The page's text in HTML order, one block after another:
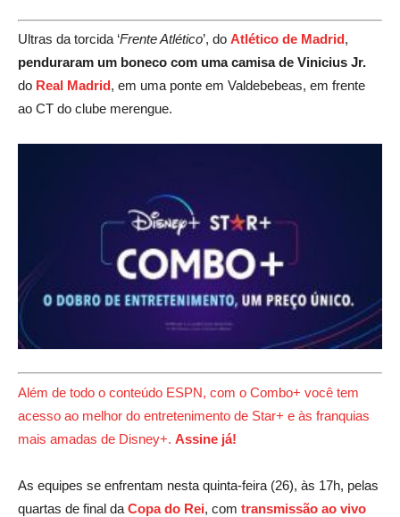
Ultras da torcida ‘Frente Atlético’, do Atlético de Madrid,
penduraram um boneco com uma camisa de Vinicius Jr.
do Real Madrid, em uma ponte em Valdebebeas, em frente
ao CT do clube merengue.
Além de todo o conteúdo ESPN, com o Combo+ você tem
acesso ao melhor do entretenimento de Star+ e às franquias
mais amadas de Disney+. Assine já!
As equipes se enfrentam nesta quinta-feira (26), às 17h, pelas
quartas de final da Copa do Rei, com transmissão ao vivo